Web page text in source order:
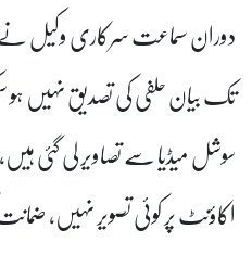
دوران سماعت سرکاری وکیل نے
تک بیان حلفی کی تصدیق نہیں
سوشل میڈیا سے تصاویر لی گئی
اکاؤنٹ پر کوئی تصویر نہیں،